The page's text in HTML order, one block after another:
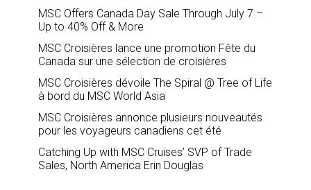
MSC Offers Canada Day Sale Through July 7 –
Up to 40% Off & More
MSC Croisières lance une promotion Fête du
Canada sur une sélection de croisières
MSC Croisières dévoile The Spiral @ Tree of Life
à bord du MSC World Asia
MSC Croisières annonce plusieurs nouveautés
pour les voyageurs canadiens cet été
Catching Up with MSC Cruises’ SVP of Trade
Sales, North America Erin Douglas